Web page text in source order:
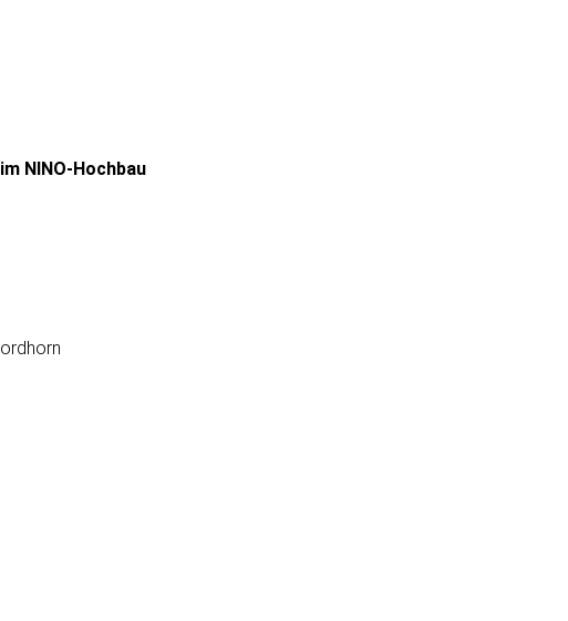
NINO-Hochbau